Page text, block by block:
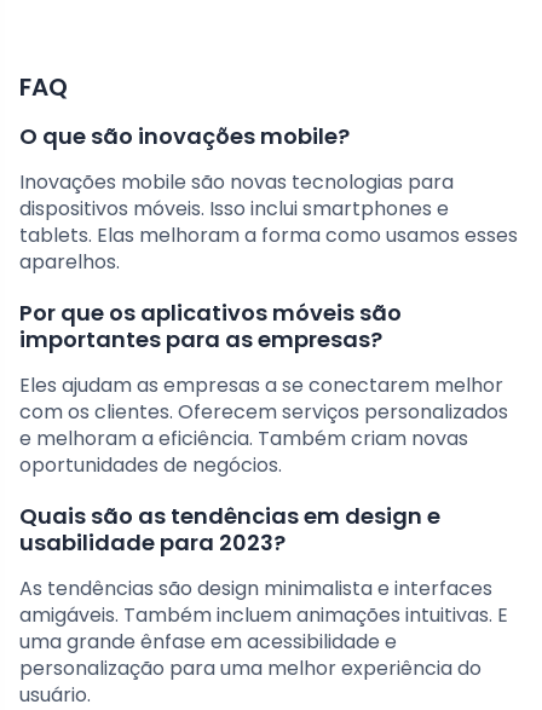
FAQ
O que são inovações mobile?
Inovações mobile são novas tecnologias para
dispositivos móveis. Isso inclui smartphones e
tablets. Elas melhoram a forma como usamos esses
aparelhos.
Por que os aplicativos móveis são
importantes para as empresas?
Eles ajudam as empresas a se conectarem melhor
com os clientes. Oferecem serviços personalizados
e melhoram a eficiência. Também criam novas
oportunidades de negócios.
Quais são as tendências em design e
usabilidade para 2023?
As tendências são design minimalista e interfaces
amigáveis. Também incluem animações intuitivas. E
uma grande ênfase em acessibilidade e
personalização para uma melhor experiência do
usuário.